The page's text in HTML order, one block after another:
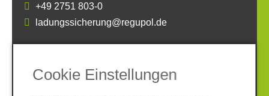
+49 2751 803-0
ladungssicherung@regupol.de
SOCIAL MEDIA
Cookie Einstellungen